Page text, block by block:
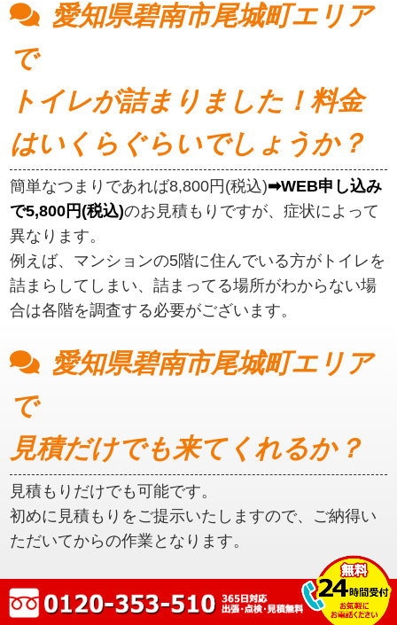
愛知県碧南市尾城町エリア
で
トイレが詰まりました！料金
はいくらぐらいでしょうか？
簡単なつまりであれば8,800円(税込)➡WEB申し込み
で5,800円(税込)のお見積もりですが、症状によって
異なります。
例えば、マンションの5階に住んでいる方がトイレを
詰まらしてしまい、詰まってる場所がわからない場
合は各階を調査する必要がございます。
愛知県碧南市尾城町エリア
で
見積だけでも来てくれるか？
見積もりだけでも可能です。
初めに見積もりをご提示いたしますので、ご納得い
ただいてからの作業となります。
愛知県碧南市尾城町エリア